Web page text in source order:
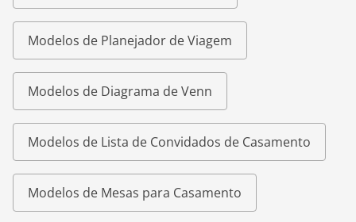
Modelos de Planejador de Viagem
Modelos de Diagrama de Venn
Modelos de Lista de Convidados de Casamento
Modelos de Mesas para Casamento